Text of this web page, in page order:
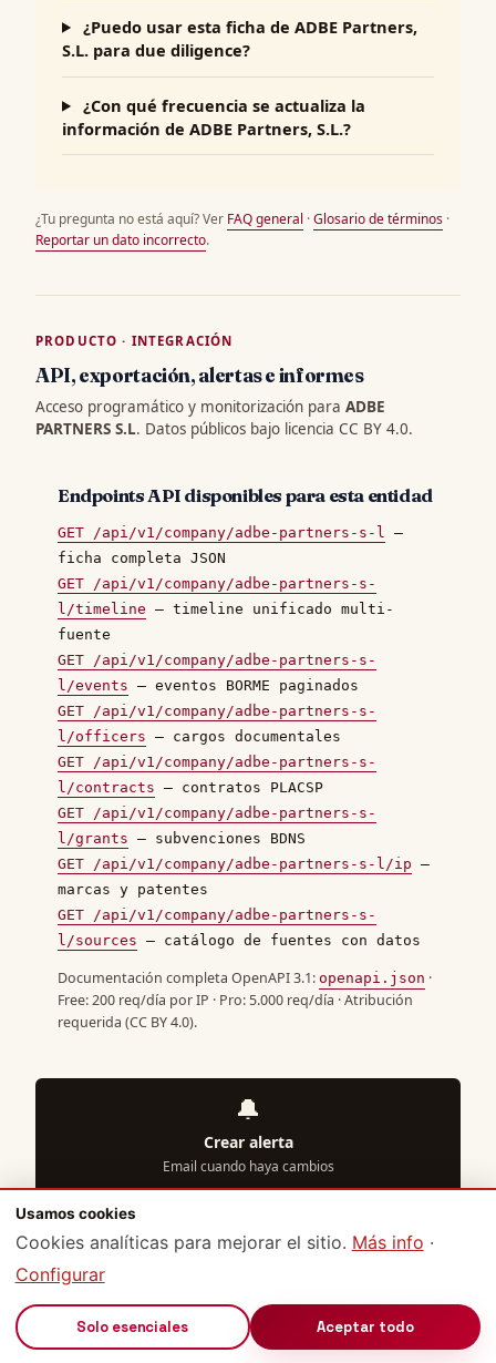
¿Puedo usar esta ficha de ADBE Partners,
S.L. para due diligence?
¿Con qué frecuencia se actualiza la
información de ADBE Partners, S.L.?
¿Tu pregunta no está aquí? Ver FAQ general ·Glosario de términos ·
Reportar un dato incorrecto.
PRODUCTO · INTEGRACIÓN
API, exportación, alertas e informes
Acceso programático y monitorización para ADBE
PARTNERS S.L. Datos públicos bajo licencia CC BY 4.0.
Endpoints API disponibles para esta entidad
GET /api/v1/company/adbe-partners-s-l
—
ficha completa JSON
GET /api/v1/company/adbe-partners-s-
l/timeline — timeline unificado multi-
fuente
GET /api/v1/company/adbe-partners-s-
l/events — eventos BORME paginados
GET /api/v1/company/adbe-partners-s-
l/officers — cargos documentales
GET /api/v1/company/adbe-partners-s-
l/contracts — contratos PLACSP
GET /api/v1/company/adbe-partners-s-
l/grants — subvenciones BDNS
GET /api/v1/company/adbe-partners-s-l/ip —
marcas y patentes
GET /api/v1/company/adbe-partners-s-
l/sources — catálogo de fuentes con datos
Documentación completa OpenAPI 3.1: openapi.json ·
Free: 200 req/día por IP · Pro: 5.000 req/día · Atribución
requerida (CC BY 4.0).
🔔
Crear alerta
Email cuando haya cambios
📊
Usamos cookies
Cookies analíticas para mejorar el sitio. Más info ·
Configurar
Solo esenciales Aceptar todo